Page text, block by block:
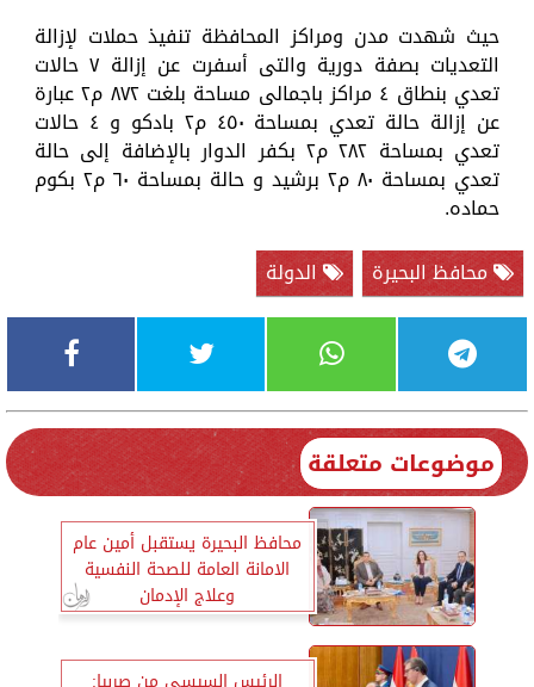
حيث شهدت مدن ومراكز المحافظة تنفيذ حملات لإزالة
التعديات بصفة دورية والتى أسفرت عن إزالة ٧ حالات
تعدي بنطاق ٤ مراكز باجمالى مساحة بلغت ٨٧٢ م٢ عبارة
عن إزالة حالة تعدي بمساحة ٤٥٠ م٢ بادكو و ٤ حالات
تعدي بمساحة ٢٨٢ م٢ بكفر الدوار بالإضافة إلى حالة
تعدي بمساحة ٨٠ م٢ برشيد و حالة بمساحة ٦٠ م٢ بكوم
حماده.
محافظ البحيرة
الدولة
موضوعات متعلقة
محافظ البحيرة يستقبل أمين عام
الامانة العامة للصحة النفسية
وعلاج الإدمان